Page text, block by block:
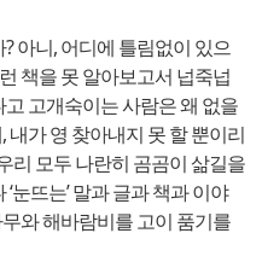
아니, 어디에 틀림없이 있으
책을 못 알아보고서 넙죽넙
고개숙이는 사람은 왜 없을
내가 영 찾아내지 못 할 뿐이리
리 모두 나란히 곰곰이 삶길을
눈뜨는’ 말과 글과 책과 이야
와 해바람비를 고이 품기를